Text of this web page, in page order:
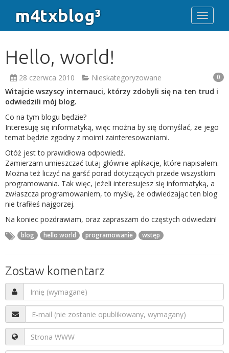
m4txblog³ Toggle
Hello, world!
28 czerwca 2010 Nieskategoryzowane 0
Witajcie wszyscy internauci, którzy zdobyli się na ten trud i
odwiedzili mój blog.
Co na tym blogu będzie?
Interesuję się informatyką, więc można by się domyślać, że jego
temat będzie zgodny z moimi zainteresowaniami.
Otóż jest to prawidłowa odpowiedź.
Zamierzam umieszczać tutaj głównie aplikacje, które napisałem.
Można też liczyć na garść porad dotyczących przede wszystkim
programowania. Tak więc, jeżeli interesujesz się informatyką, a
zwłaszcza programowaniem, to myślę, że odwiedzając ten blog
nie trafiłeś najgorzej.
Na koniec pozdrawiam, oraz zapraszam do częstych odwiedzin!
blog hello world programowanie wstęp
Zostaw komentarz